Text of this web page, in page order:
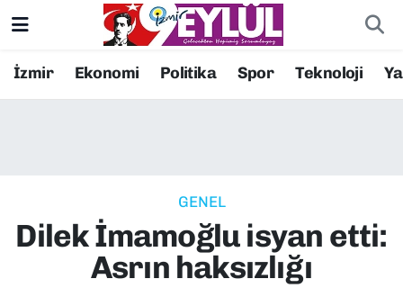
İzmir Ekonomi Politika Spor Teknoloji
GENEL
Dilek İmamoğlu isyan etti:
Asrın haksızlığı
Resmi İlanlar
EKONOMİ
Konak Nöbetçi Eczaneler
Süper Lig Puan Durumu ve Fikstür
Tüm Manşetler